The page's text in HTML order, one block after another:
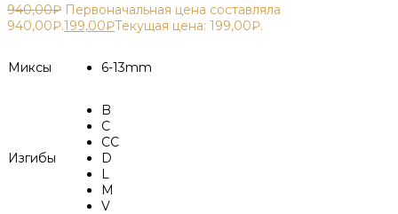
940,00₽ Первоначальная цена составляла
940,00₽.199,00₽Текущая цена: 199,00₽.
Миксы 6-13mm
Изгибы
B
C
CC
D
L
M
V